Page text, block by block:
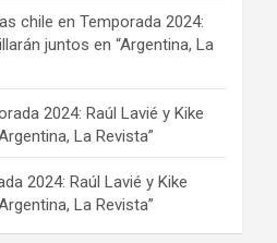
chile enTemporada 2024:
juntos en “Argentina, La
2024: Raúl Lavié y Kike
La Revista”
2024: Raúl Lavié y Kike
La Revista”